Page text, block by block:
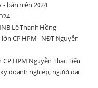
- bán niên 2024
Lê Thanh Hồng
CP HPM - NĐT Nguyễn
HPM Nguyễn Thạc Tiến
doanh nghiệp, người đại